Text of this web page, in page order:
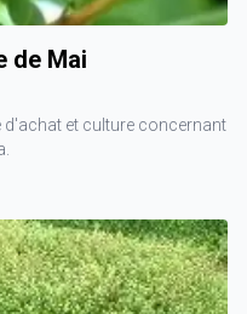
de Mai
d'achat et culture concernant